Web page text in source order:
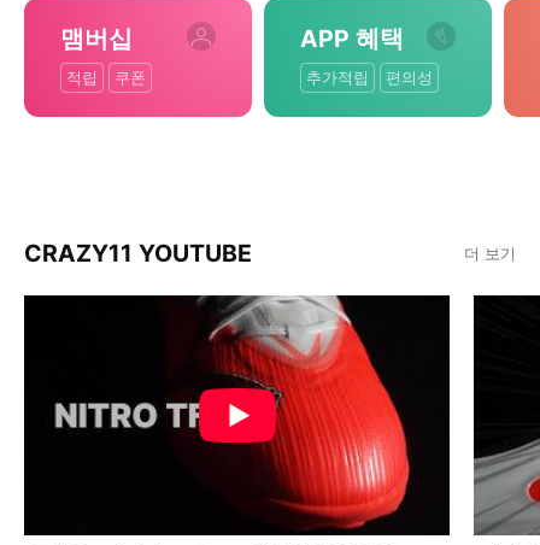
맴버십
적립 쿠폰
APP 혜택
추가적립 편의성
CRAZY11 YOUTUBE 더 보기